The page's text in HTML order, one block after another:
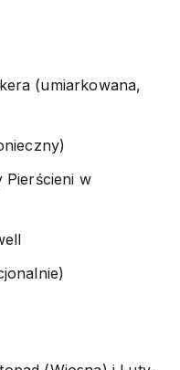
(umiarkowana,
Pierścieni w